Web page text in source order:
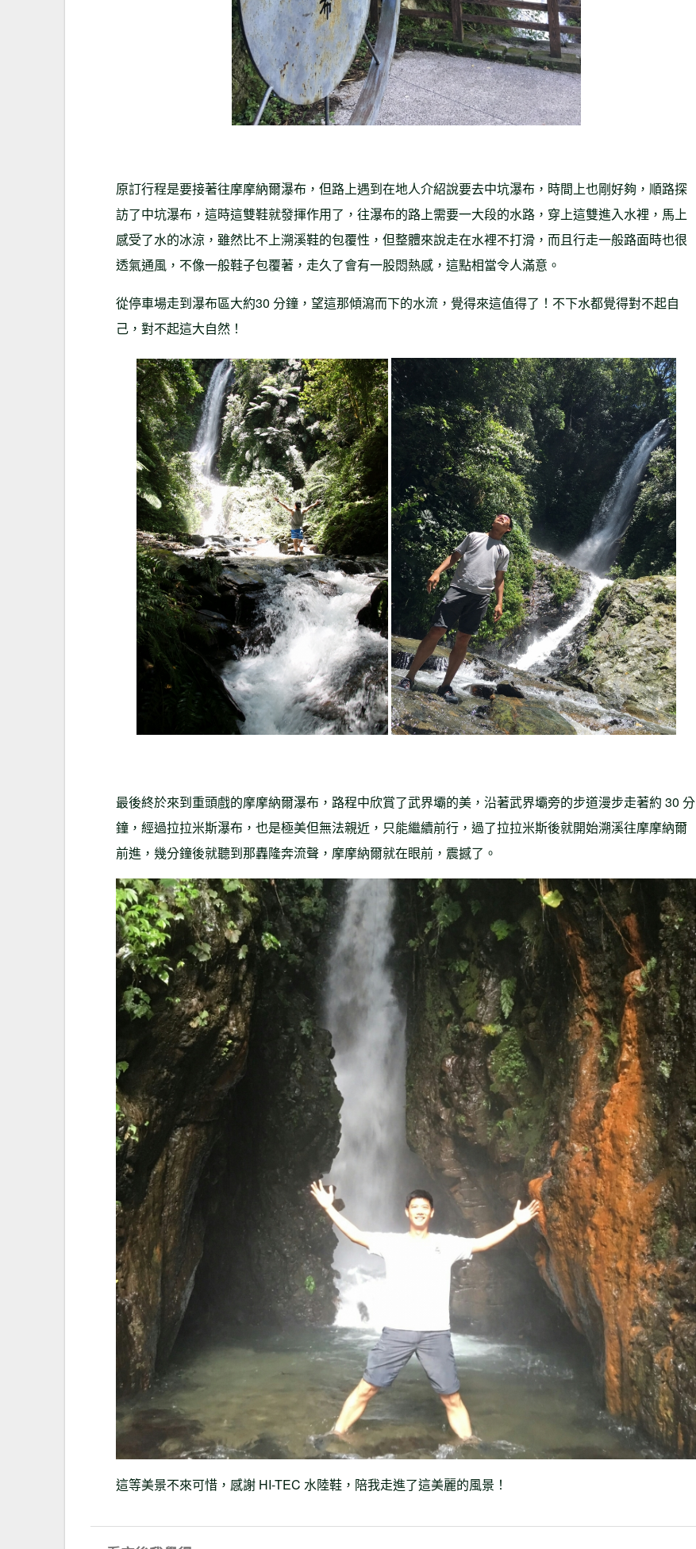
原訂行程是要接著往摩摩納爾瀑布，但路上遇到在地人介紹說要去中坑瀑布，時間上也剛好夠，順路探
訪了中坑瀑布，這時這雙鞋就發揮作用了，往瀑布的路上需要一大段的水路，穿上這雙進入水裡，馬上
感受了水的冰涼，雖然比不上溯溪鞋的包覆性，但整體來說走在水裡不打滑，而且行走一般路面時也很
透氣通風，不像一般鞋子包覆著，走久了會有一股悶熱感，這點相當令人滿意。
從停車場走到瀑布區大約30 分鐘，望這那傾瀉而下的水流，覺得來這值得了！不下水都覺得對不起自
己，對不起這大自然！
最後終於來到重頭戲的摩摩納爾瀑布，路程中欣賞了武界壩的美，沿著武界壩旁的步道漫步走著約 30 分
鐘，經過拉拉米斯瀑布，也是極美但無法親近，只能繼續前行，過了拉拉米斯後就開始溯溪往摩摩納爾
前進，幾分鐘後就聽到那轟隆奔流聲，摩摩納爾就在眼前，震撼了。
這等美景不來可惜，感謝 HI-TEC 水陸鞋，陪我走進了這美麗的風景！